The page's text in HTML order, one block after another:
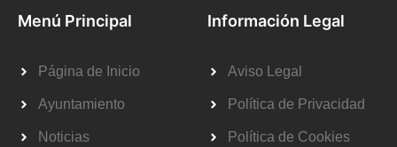
Menú Principal
Página de Inicio
Ayuntamiento
Noticias
Información Legal
Aviso Legal
Política de Privacidad
Política de Cookies